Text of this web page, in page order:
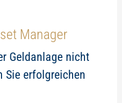
Manager
Geldanlage nicht
Sie erfolgreichen